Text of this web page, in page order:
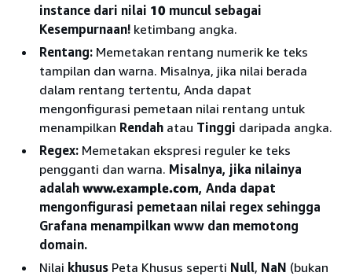
instance dari nilai 10 muncul sebagai
Kesempurnaan! ketimbang angka.
Rentang: Memetakan rentang numerik ke teks
tampilan dan warna. Misalnya, jika nilai berada
dalam rentang tertentu, Anda dapat
mengonfigurasi pemetaan nilai rentang untuk
menampilkan Rendah atau Tinggi daripada angka.
Regex: Memetakan ekspresi reguler ke teks
pengganti dan warna. Misalnya, jika nilainya
adalah www.example.com, Anda dapat
mengonfigurasi pemetaan nilai regex sehingga
Grafana menampilkan www dan memotong
domain.
Nilai khusus Peta Khusus seperti Null, NaN (bukan